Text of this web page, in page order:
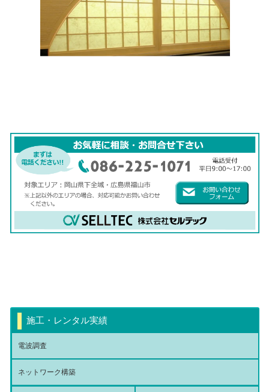
施工・レンタル実績
電波調査
ネットワーク構築